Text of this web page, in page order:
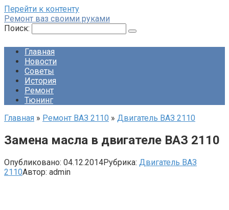
Перейти к контенту
Ремонт ваз своими руками
Поиск:
Главная
Новости
Советы
История
Ремонт
Тюнинг
Главная » Ремонт ВАЗ 2110 » Двигатель ВАЗ 2110
Замена масла в двигателе ВАЗ 2110
Опубликовано: 04.12.2014Рубрика: Двигатель ВАЗ
2110Автор: admin